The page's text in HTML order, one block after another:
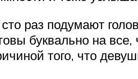
раз подумают
буквально на все,
того, что